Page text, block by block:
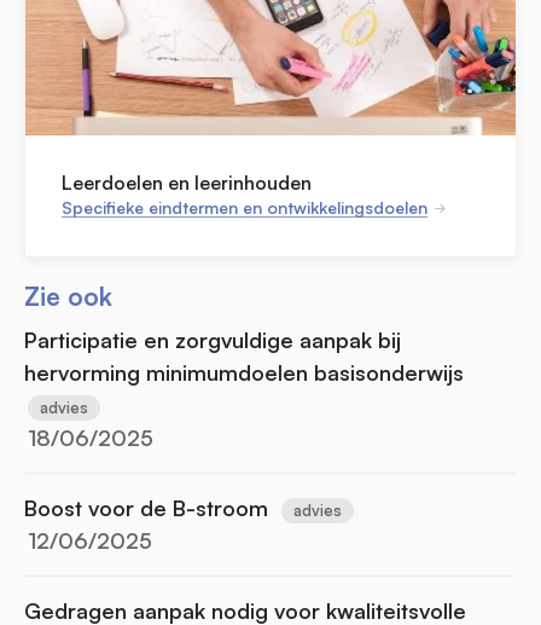
Leerdoelen en leerinhouden
Specifieke eindtermen en ontwikkelingsdoelen
Zie ook
Participatie en zorgvuldige aanpak bij
hervorming minimumdoelen basisonderwijs
advies
18/06/2025
Boost voor de B-stroom advies
12/06/2025
Gedragen aanpak nodig voor kwaliteitsvolle